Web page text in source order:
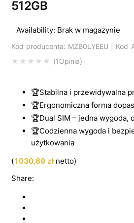
512GB
1Opinia
Availability: Brak w magazynie
Kod producenta: MZB0LYEEU | Kod
🏆Stabilna i przewidywalna
🏆Ergonomiczna forma
🏆Dual SIM – jedna wygoda,
🏆Codzienna wygoda i
użytkowania
(1030,89 zł netto)
Share: